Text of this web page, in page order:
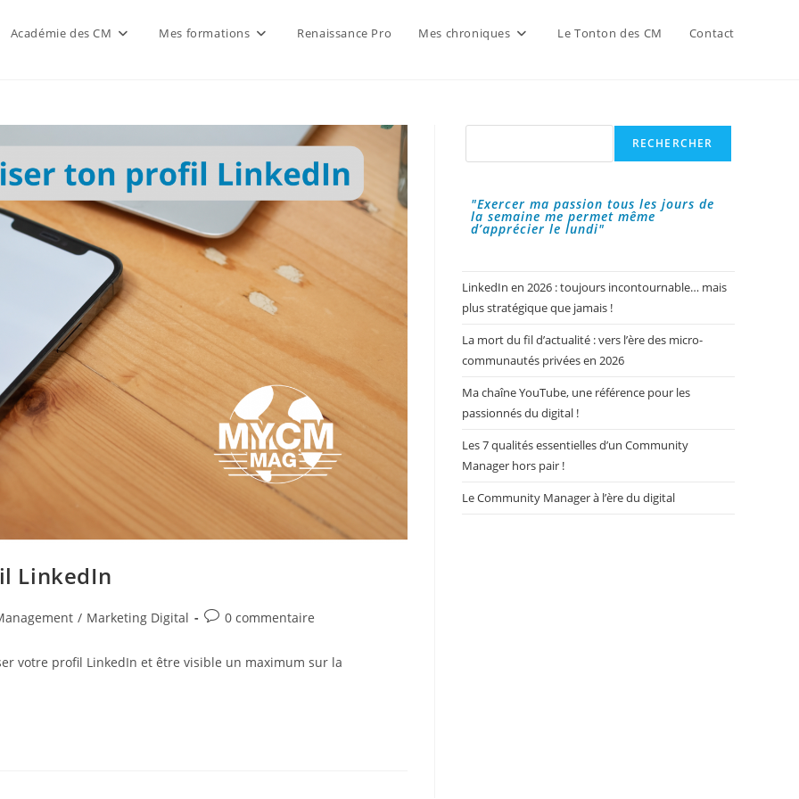
Académie des CM Mes formations Renaissance Pro Mes chroniques Le Tonton des CM Contact
LinkedIn
/ Marketing Digital
Commentaires
la
publication :
0 commentaire
votre profil LinkedIn et être visible un maximum sur la
Rechercher
RECHERCHER
"Exercer ma passion tous les jours de
la semaine me permet même
d’apprécier le lundi"
LinkedIn en 2026 : toujours incontournable… mais
plus stratégique que jamais !
La mort du fil d’actualité : vers l’ère des micro-
communautés privées en 2026
Ma chaîne YouTube, une référence pour les
passionnés du digital !
Les 7 qualités essentielles d’un Community
Manager hors pair !
Le Community Manager à l’ère du digital